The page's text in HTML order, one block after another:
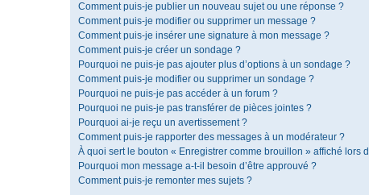
Comment puis-je publier un nouveau sujet ou une réponse ?
Comment puis-je modifier ou supprimer un message ?
Comment puis-je insérer une signature à mon message ?
Comment puis-je créer un sondage ?
Pourquoi ne puis-je pas ajouter plus d’options à un sondage ?
Comment puis-je modifier ou supprimer un sondage ?
Pourquoi ne puis-je pas accéder à un forum ?
Pourquoi ne puis-je pas transférer de pièces jointes ?
Pourquoi ai-je reçu un avertissement ?
Comment puis-je rapporter des messages à un modérateur ?
À quoi sert le bouton « Enregistrer comme brouillon » affiché lors
Pourquoi mon message a-t-il besoin d’être approuvé ?
Comment puis-je remonter mes sujets ?